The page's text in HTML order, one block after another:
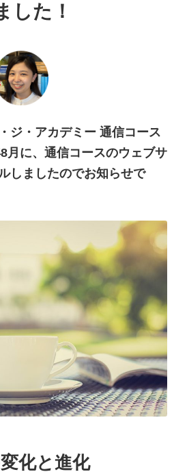
した！
ジ・アカデミー 通信コース
月に、通信コースのウェブサ
しましたのでお知らせで
化と進化